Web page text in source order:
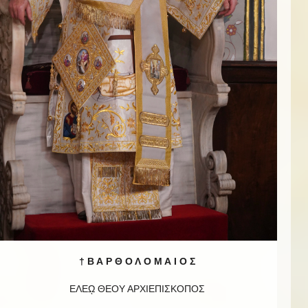
† Β Α Ρ Θ Ο Λ Ο Μ Α Ι Ο Σ
ΕΛΕῼ ΘΕΟΥ ΑΡΧΙΕΠΙΣΚΟΠΟΣ